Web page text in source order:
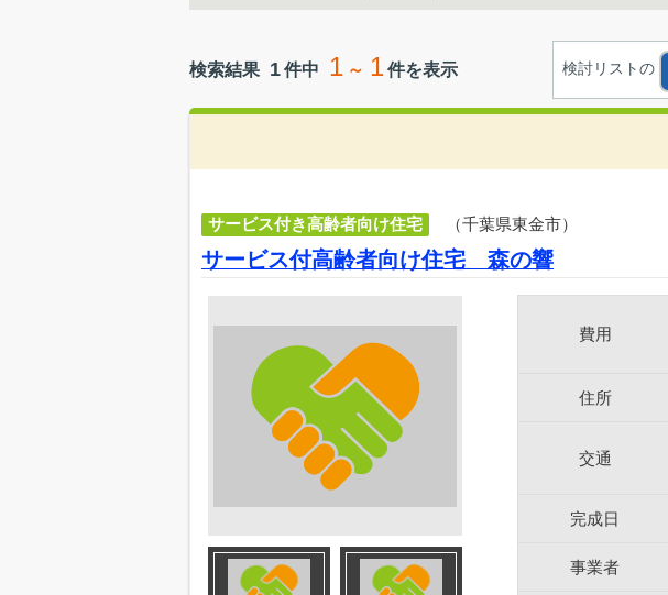
検索結果 1件中 1 ～ 1件を表示 検討リストの
サービス付き高齢者向け住宅 （千葉県東金市）
サービス付高齢者向け住宅 森の響
費用
住所
交通
完成日
事業者